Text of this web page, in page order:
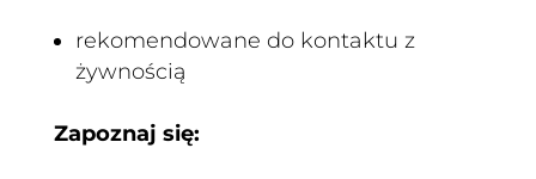
rekomendowane do kontaktu z
żywnością
Zapoznaj się: